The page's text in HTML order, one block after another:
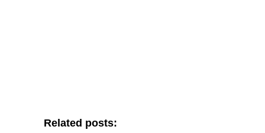
Related posts: